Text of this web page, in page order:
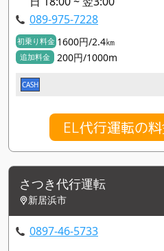
089-975-7228
初乗り料金 1600円/2.4㎞
追加料金 200円/1000m
CASH
EL代行運転の
さつき代行運転
新居浜市
0897-46-5733